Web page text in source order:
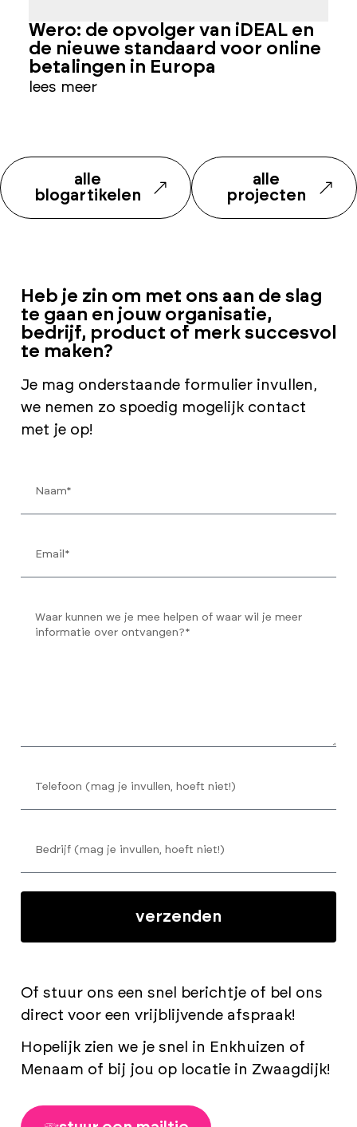
Wero: de opvolger van iDEAL en
de nieuwe standaard voor online
betalingen in Europa
lees meer
alle
blogartikelen
alle
projecten
Heb je zin om met ons aan de slag
te gaan en jouw organisatie,
bedrijf, product of merk succesvol
te maken?
Je mag onderstaande formulier invullen,
we nemen zo spoedig mogelijk contact
met je op!
verzenden
Of stuur ons een snel berichtje of bel ons
direct voor een vrijblijvende afspraak!
Hopelijk zien we je snel in Enkhuizen of
Menaam of bij jou op locatie in Zwaagdijk!